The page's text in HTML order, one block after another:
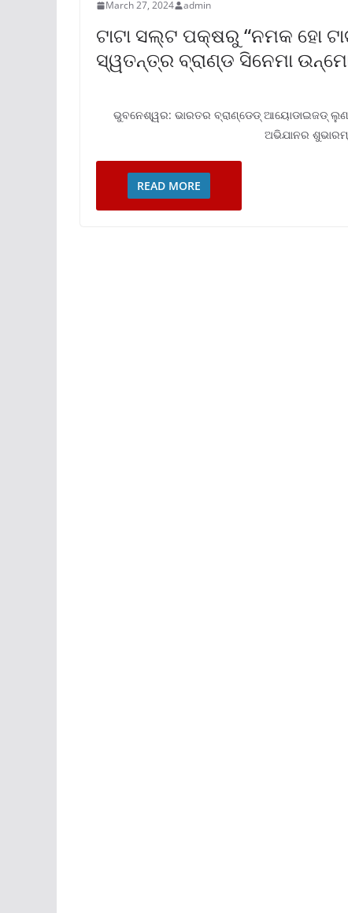
March 27, 2024 admin
ଟାଟା ସଲ୍ଟ ପକ୍ଷରୁ “ନମକ ହୋ
ସ୍ୱତନ୍ତ୍ର ବ୍ରାଣ୍ଡ ସିନେମା
ଭୁବନେଶ୍ୱର: ଭାରତର ବ୍ରାଣ୍ଡେଡ୍ ଆୟୋଡାଇଜଡ୍ ଲୁଣ
ଅଭିଯାନର
READ MORE